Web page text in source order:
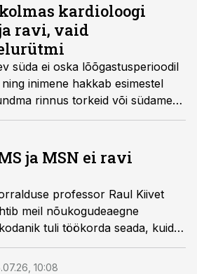
kardioloogi
ravi, vaid
lõõgastusperioodil
inimene hakkab esimestel
rinnus torkeid või südames
kardioloog
ja MSN ei ravi
professor Raul Kiivet
meil nõukogudeaegne
seada, kuid
enam riigi mure.
10:08